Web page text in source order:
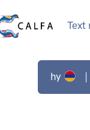
Text
hy |